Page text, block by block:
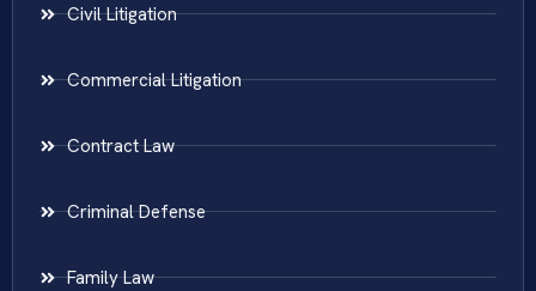
Civil Litigation
Commercial Litigation
Contract Law
Criminal Defense
Family Law